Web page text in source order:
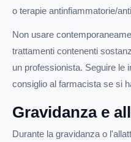
o terapie antinfiammatorie/
Non usare
trattamenti contenenti
un professionista. Seguire le
consiglio al farmacista se si
Gravidanza e
Durante la gravidanza o